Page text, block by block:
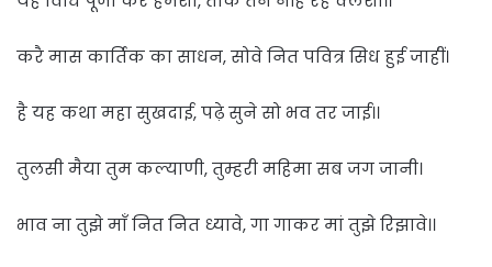
करै मास कार्तिक का साधन, सोवे नित पवित्र सिध हुई जाहीं।
है यह कथा महा सुखदाई, पढ़े सुने सो भव तर जाई।।
तुलसी मैया तुम कल्याणी, तुम्हरी महिमा सब जग जानी।
भाव ना तुझे माँ नित नित ध्यावे, गा गाकर मां तुझे रिझावे।।